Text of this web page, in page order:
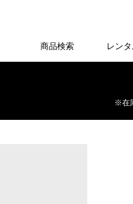
商品検索 レン
※在